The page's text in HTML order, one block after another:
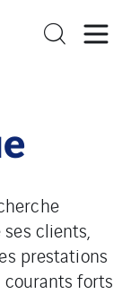
clients,
prestations
forts